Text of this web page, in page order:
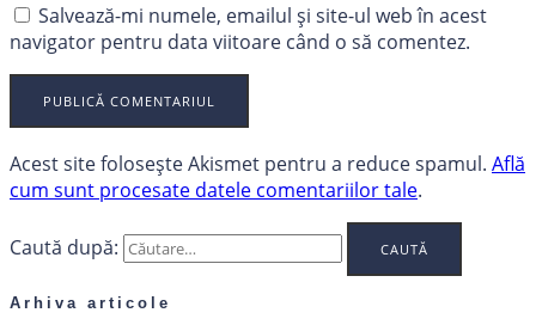
Salvează-mi numele, emailul și site-ul web în acest
navigator pentru data viitoare când o să comentez.
Acest site folosește Akismet pentru a reduce spamul. Află
cum sunt procesate datele comentariilor tale.
Caută după:
Arhiva articole